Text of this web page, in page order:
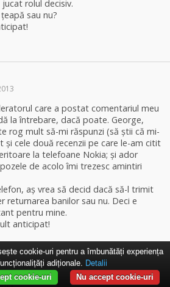
rolul decisiv.
sau nu?
care a postat comentariul meu
la întrebare, dacă poate. George,
rog mult să-mi răspunzi (să știi că mi-
și cele două recenzii pe care le-am citit
la telefoane Nokia; și ador
de acolo îmi trezesc amintiri
aș vrea să decid dacă să-l trimit
returnarea banilor sau nu. Deci e
pentru mine.
anticipat!
cookie-uri pentru a îmbunătăți experiența
adiționale. Detalii
Nu accept cookie-uri
cookie-uri